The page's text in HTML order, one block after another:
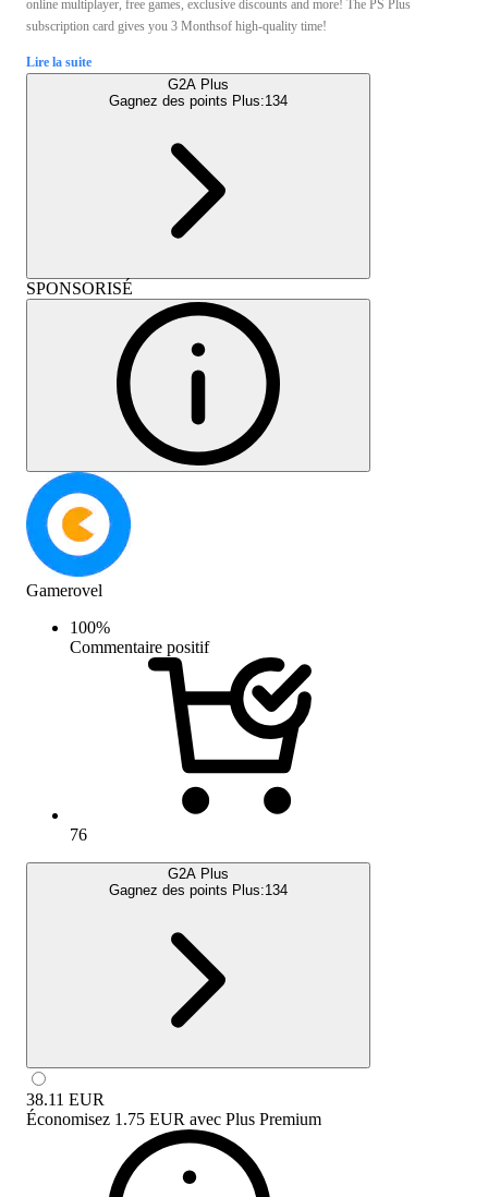
online multiplayer, free games, exclusive discounts and more! The PS Plus
subscription card gives you 3 Monthsof high-quality time!
Lire la suite
G2A Plus
Gagnez des points Plus:134
SPONSORISÉ
Gamerovel
100%
Commentaire positif
76
G2A Plus
Gagnez des points Plus:134
38.11 EUR
Économisez 1.75 EUR avec Plus Premium